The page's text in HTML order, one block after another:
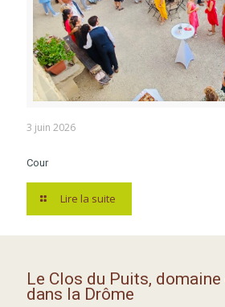
3 juin 2026
Cour
Lire la suite
Le Clos du Puits,
dans la Drôme